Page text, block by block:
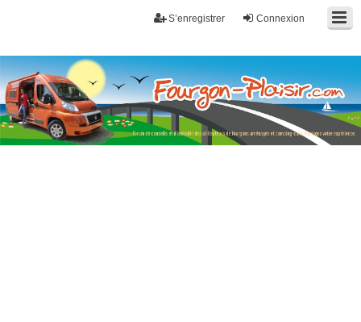
Connexion
S’enregistrer
Fourgon-plaisir.com
Forum de conseils et d'entraide des utilisateurs de fourgons, fourgons
aménagés, vans et de camping-car. Partagez votre expérience.